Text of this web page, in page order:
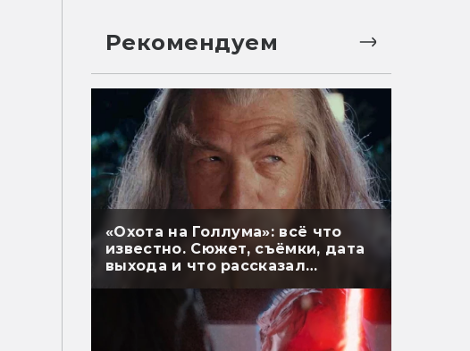
Рекомендуем
«Охота на Голлума»: всё что
известно. Сюжет, съёмки, дата
выхода и что рассказал